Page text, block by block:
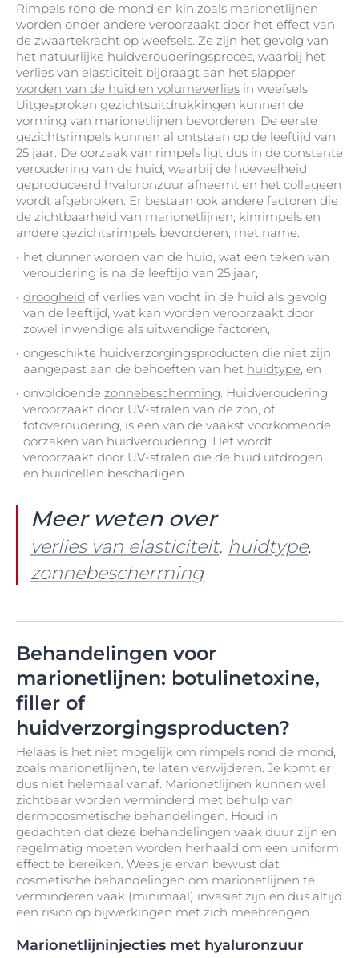
Rimpels rond de mond en kin zoals marionetlijnen
worden onder andere veroorzaakt door het effect van
de zwaartekracht op weefsels. Ze zijn het gevolg van
het natuurlijke huidverouderingsproces, waarbij het
verlies van elasticiteit bijdraagt aan het slapper
worden van de huid en volumeverlies in weefsels.
Uitgesproken gezichtsuitdrukkingen kunnen de
vorming van marionetlijnen bevorderen. De eerste
gezichtsrimpels kunnen al ontstaan op de leeftijd van
25 jaar. De oorzaak van rimpels ligt dus in de constante
veroudering van de huid, waarbij de hoeveelheid
geproduceerd hyaluronzuur afneemt en het collageen
wordt afgebroken. Er bestaan ook andere factoren die
de zichtbaarheid van marionetlijnen, kinrimpels en
andere gezichtsrimpels bevorderen, met name:
het dunner worden van de huid, wat een teken van
veroudering is na de leeftijd van 25 jaar,
droogheid of verlies van vocht in de huid als gevolg
van de leeftijd, wat kan worden veroorzaakt door
zowel inwendige als uitwendige factoren,
ongeschikte huidverzorgingsproducten die niet zijn
aangepast aan de behoeften van het huidtype, en
onvoldoende zonnebescherming. Huidveroudering
veroorzaakt door UV-stralen van de zon, of
fotoveroudering, is een van de vaakst voorkomende
oorzaken van huidveroudering. Het wordt
veroorzaakt door UV-stralen die de huid uitdrogen
en huidcellen beschadigen.
Meer weten over
verlies van elasticiteit, huidtype,
zonnebescherming
Behandelingen voor
marionetlijnen: botulinetoxine,
filler of
huidverzorgingsproducten?
Helaas is het niet mogelijk om rimpels rond de mond,
zoals marionetlijnen, te laten verwijderen. Je komt er
dus niet helemaal vanaf. Marionetlijnen kunnen wel
zichtbaar worden verminderd met behulp van
dermocosmetische behandelingen. Houd in
gedachten dat deze behandelingen vaak duur zijn en
regelmatig moeten worden herhaald om een uniform
effect te bereiken. Wees je ervan bewust dat
cosmetische behandelingen om marionetlijnen te
verminderen vaak (minimaal) invasief zijn en dus altijd
een risico op bijwerkingen met zich meebrengen.
Marionetlijninjecties met hyaluronzuur